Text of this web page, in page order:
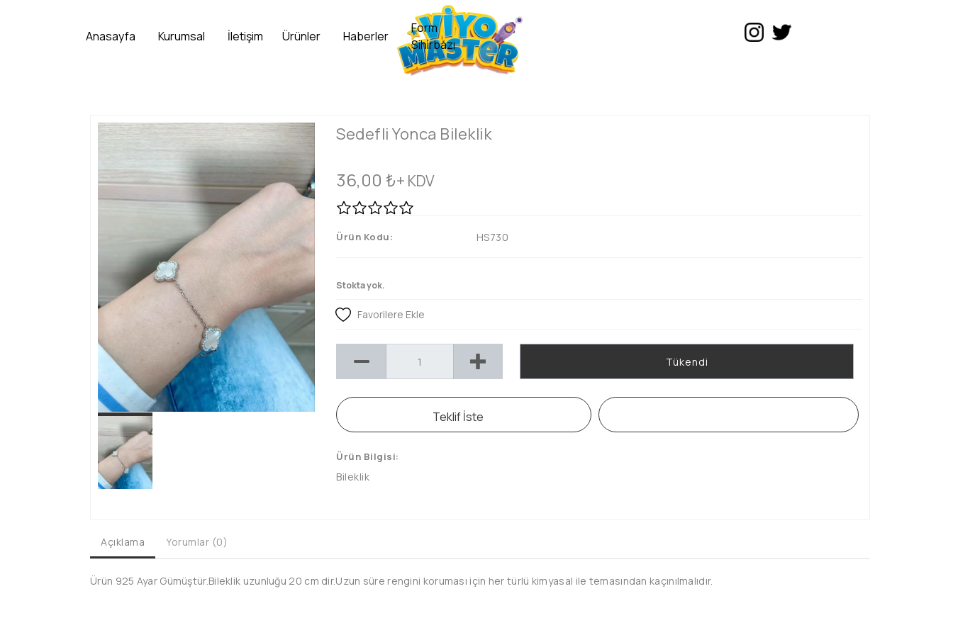
Sedefli Yonca Bileklik
36,00 ₺+ KDV
Ürün Kodu: HS730
Stokta yok.
Favorilere Ekle
Tükendi
Teklif İste
Ürün Bilgisi:
Bileklik
Açıklama Yorumlar (0)
Ürün 925 Ayar Gümüştür.Bileklik uzunluğu 20 cm dir.Uzun süre rengini koruması için her türlü kimyasal ile temasından kaçınılmalıdır.
Anasayfa Kurumsal İletişim Ürünler Haberler
Form
Sihirbazı